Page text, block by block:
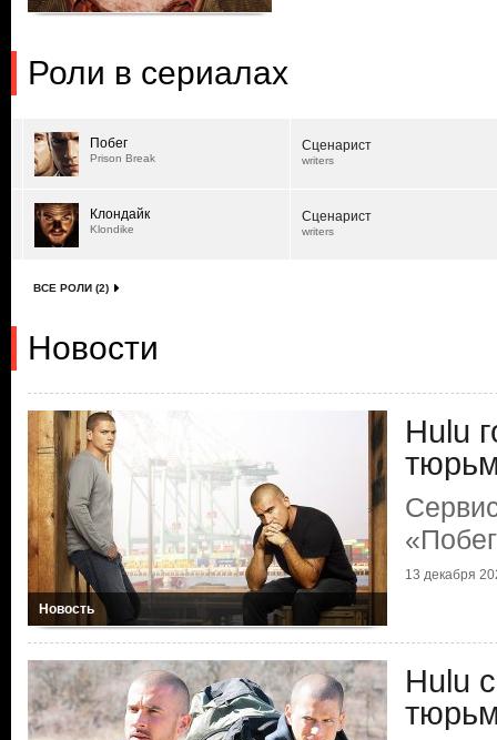
Роли в сериалах
Побег
Prison Break
Сценарист
writers
Клондайк
Klondike
Сценарист
writers
ВСЕ РОЛИ (2)
Новости
Новость
Hulu
13 декабря
Hulu